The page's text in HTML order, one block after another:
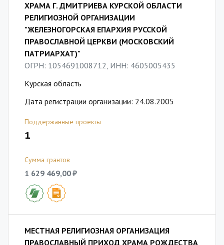
ХРАМА Г. ДМИТРИЕВА КУРСКОЙ ОБЛАСТИ
РЕЛИГИОЗНОЙ ОРГАНИЗАЦИИ
"ЖЕЛЕЗНОГОРСКАЯ ЕПАРХИЯ РУССКОЙ
ПРАВОСЛАВНОЙ ЦЕРКВИ (МОСКОВСКИЙ
ПАТРИАРХАТ)"
ОГРН: 1054691008712, ИНН: 4605005435
Курская область
Дата регистрации организации: 24.08.2005
Поддержанные проекты
1
Сумма грантов
1 629 469,00 ₽
МЕСТНАЯ РЕЛИГИОЗНАЯ ОРГАНИЗАЦИЯ
ПРАВОСЛАВНЫЙ ПРИХОД ХРАМА РОЖДЕСТВА